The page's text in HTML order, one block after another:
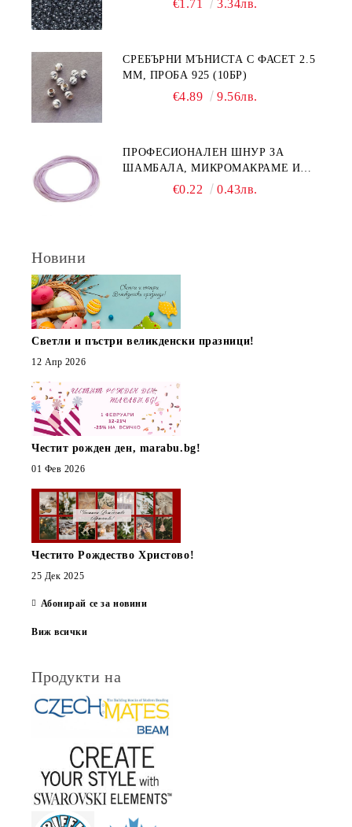
€1.71 3.34лв.
СРЕБЪРНИ МЪНИСТА С ФАСЕТ 2.5
ММ, ПРОБА 925 (10БР)
€4.89 9.56лв.
ПРОФЕСИОНАЛЕН ШНУР ЗА
ШАМБАЛА, МИКРОМАКРАМЕ И
ВЪЗЛИ,GRIFFIN, ЦВЯТ ЛЮЛЯК1ММ
€0.22 0.43лв.
Новини
Светли и пъстри великденски празници!
12 Апр 2026
Честит рожден ден, marabu.bg!
01 Фев 2026
Честито Рождество Христово!
25 Дек 2025
Абонирай се за новини
Виж всички
Продукти на